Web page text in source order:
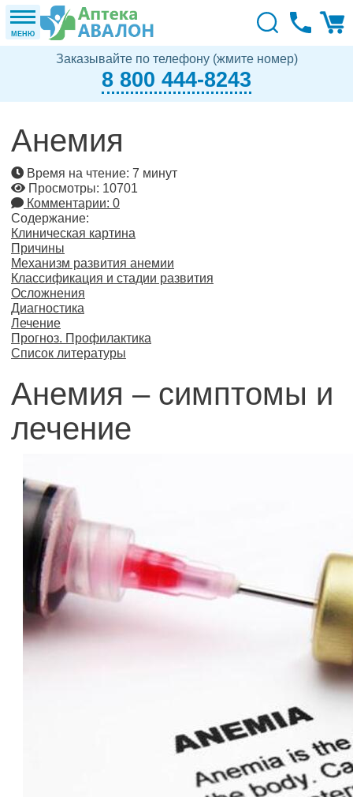
МЕНЮ
Заказывайте по телефону (жмите номер)
8 800 444-8243
Анемия
Время на чтение: 7 минут
Просмотры: 10701
Комментарии: 0
Содержание:
Клиническая картина
Причины
Механизм развития анемии
Классификация и стадии развития
Осложнения
Диагностика
Лечение
Прогноз. Профилактика
Список литературы
Анемия – симптомы и
лечение